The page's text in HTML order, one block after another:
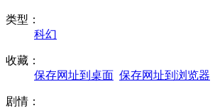
类型：
科幻
收藏：
保存网址到桌面 保存网址到浏览器
剧情：